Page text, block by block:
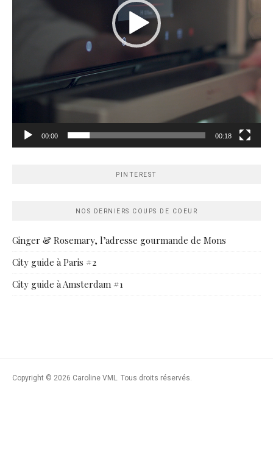
00:00 00:18
PINTEREST
NOS DERNIERS COUPS DE COEUR
Ginger & Rosemary, l’adresse gourmande de Mons
City guide à Paris #2
City guide à Amsterdam #1
Copyright © 2026 Caroline VML. Tous droits réservés.